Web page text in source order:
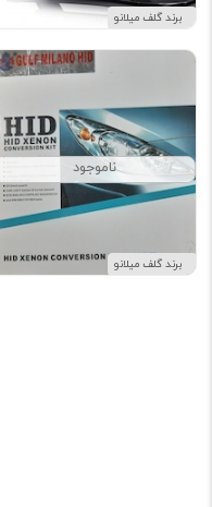
برند گلف میلانو
ناموجود
برند گلف میلانو